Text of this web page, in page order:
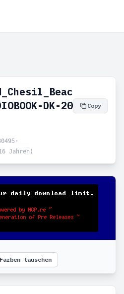
DK-20
Copy
•
Jahren)
Farben tauschen